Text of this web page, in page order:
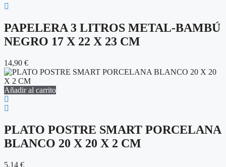
PAPELERA 3 LITROS METAL-BAMBÚ
NEGRO 17 X 22 X 23 CM
14,90 €
Añadir al carrito
PLATO POSTRE SMART PORCELANA
BLANCO 20 X 20 X 2 CM
5,14 €